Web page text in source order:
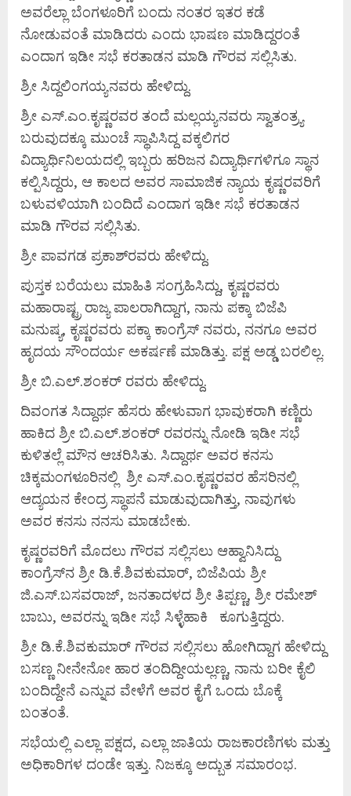
ಅವರೆಲ್ಲಾ ಬೆಂಗಳೂರಿಗೆ ಬಂದು ನಂತರ ಇತರ ಕಡೆ
ನೋಡುವಂತೆ ಮಾಡಿದರು ಎಂದು ಭಾಷಣ ಮಾಡಿದ್ದರಂತೆ
ಎಂದಾಗ ಇಡೀ ಸಭೆ ಕರತಾಡನ ಮಾಡಿ ಗೌರವ ಸಲ್ಲಿಸಿತು.
ಶ್ರೀ ಸಿದ್ದಲಿಂಗಯ್ಯನವರು ಹೇಳಿದ್ದು.
ಶ್ರೀ ಎಸ್.ಎಂ.ಕೃಷ್ಣರವರ ತಂದೆ ಮಲ್ಲಯ್ಯನವರು ಸ್ವಾತಂತ್ರ್ಯ
ಬರುವುದಕ್ಕೂ ಮುಂಚೆ ಸ್ಥಾಪಿಸಿದ್ದ ವಕ್ಕಲಿಗರ
ವಿದ್ಯಾರ್ಥಿನಿಲಯದಲ್ಲಿ ಇಬ್ಬರು ಹರಿಜನ ವಿದ್ಯಾರ್ಥಿಗಳಿಗೂ ಸ್ಥಾನ
ಕಲ್ಪಿಸಿದ್ದರು, ಆ ಕಾಲದ ಅವರ ಸಾಮಾಜಿಕ ನ್ಯಾಯ ಕೃಷ್ಣರವರಿಗೆ
ಬಳುವಳಿಯಾಗಿ ಬಂದಿದೆ ಎಂದಾಗ ಇಡೀ ಸಭೆ ಕರತಾಡನ
ಮಾಡಿ ಗೌರವ ಸಲ್ಲಿಸಿತು.
ಶ್ರೀ ಪಾವಗಡ ಪ್ರಕಾಶ್‌ರವರು ಹೇಳಿದ್ದು.
ಪುಸ್ತಕ ಬರೆಯಲು ಮಾಹಿತಿ ಸಂಗ್ರಹಿಸಿದ್ದು, ಕೃಷ್ಣರವರು
ಮಹಾರಾಷ್ಟ್ರ ರಾಜ್ಯ ಪಾಲರಾಗಿದ್ದಾಗ, ನಾನು ಪಕ್ಕಾ ಬಿಜೆಪಿ
ಮನುಷ್ಯ, ಕೃಷ್ಣರವರು ಪಕ್ಕಾ ಕಾಂಗ್ರೆಸ್ ನವರು, ನನಗೂ ಅವರ
ಹೃದಯ ಸೌಂದರ್ಯ ಅಕರ್ಷಣೆ ಮಾಡಿತ್ತು. ಪಕ್ಷ ಅಡ್ಡ ಬರಲಿಲ್ಲ.
ಶ್ರೀ ಬಿ.ಎಲ್.ಶಂಕರ್ ರವರು ಹೇಳಿದ್ದು.
ದಿವಂಗತ ಸಿದ್ದಾರ್ಥ ಹೆಸರು ಹೇಳುವಾಗ ಭಾವುಕರಾಗಿ ಕಣ್ಣಿರು
ಹಾಕಿದ ಶ್ರೀ ಬಿ.ಎಲ್.ಶಂಕರ್ ರವರನ್ನು ನೋಡಿ ಇಡೀ ಸಭೆ
ಕುಳಿತಲ್ಲೆ ಮೌನ ಆಚರಿಸಿತು. ಸಿದ್ದಾರ್ಥ ಅವರ ಕನಸು
ಚಿಕ್ಕಮಂಗಳೂರಿನಲ್ಲಿ ಶ್ರೀ ಎಸ್.ಎಂ.ಕೃಷ್ಣರವರ ಹೆಸರಿನಲ್ಲಿ
ಆದ್ಯಯನ ಕೇಂದ್ರ ಸ್ಥಾಪನೆ ಮಾಡುವುದಾಗಿತ್ತು, ನಾವುಗಳು
ಅವರ ಕನಸು ನನಸು ಮಾಡಬೇಕು.
ಕೃಷ್ಣರವರಿಗೆ ಮೊದಲು ಗೌರವ ಸಲ್ಲಿಸಲು ಆಹ್ವಾನಿಸಿದ್ದು
ಕಾಂಗ್ರೆಸ್‌ನ ಶ್ರೀ ಡಿ.ಕೆ.ಶಿವಕುಮಾರ್, ಬಿಜೆಪಿಯ ಶ್ರೀ
ಜಿ.ಎಸ್.ಬಸವರಾಜ್, ಜನತಾದಳದ ಶ್ರೀ ತಿಪ್ಪಣ್ಣ, ಶ್ರೀ ರಮೇಶ್
ಬಾಬು, ಅವರನ್ನು ಇಡೀ ಸಭೆ ಸಿಳ್ಳೆಹಾಕಿ ಕೂಗುತ್ತಿದ್ದರು.
ಶ್ರೀ ಡಿ.ಕೆ.ಶಿವಕುಮಾರ್ ಗೌರವ ಸಲ್ಲಿಸಲು ಹೋಗಿದ್ದಾಗ ಹೇಳಿದ್ದು
ಬಸಣ್ಣ ನೀನೇನೋ ಹಾರ ತಂದಿದ್ದೀಯಲ್ಲಣ್ಣ, ನಾನು ಬರೀ ಕೈಲಿ
ಬಂದಿದ್ದೇನೆ ಎನ್ನುವ ವೇಳೆಗೆ ಅವರ ಕೈಗೆ ಒಂದು ಬೊಕ್ಕೆ
ಬಂತಂತೆ.
ಸಭೆಯಲ್ಲಿ ಎಲ್ಲಾ ಪಕ್ಷದ, ಎಲ್ಲಾ ಜಾತಿಯ ರಾಜಕಾರಣಿಗಳು ಮತ್ತು
ಅಧಿಕಾರಿಗಳ ದಂಡೇ ಇತ್ತು. ನಿಜಕ್ಕೂ ಅದ್ಬುತ ಸಮಾರಂಭ.